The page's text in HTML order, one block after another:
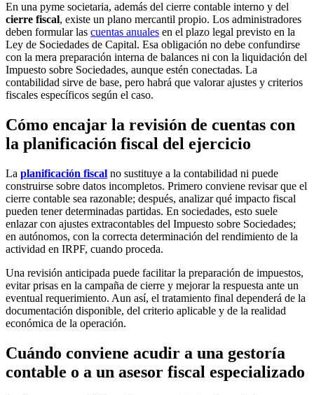
En una pyme societaria, además del cierre contable interno y del
cierre fiscal, existe un plano mercantil propio. Los administradores
deben formular las cuentas anuales en el plazo legal previsto en la
Ley de Sociedades de Capital. Esa obligación no debe confundirse
con la mera preparación interna de balances ni con la liquidación del
Impuesto sobre Sociedades, aunque estén conectadas. La
contabilidad sirve de base, pero habrá que valorar ajustes y criterios
fiscales específicos según el caso.
Cómo encajar la revisión de cuentas con
la planificación fiscal del ejercicio
La planificación fiscal no sustituye a la contabilidad ni puede
construirse sobre datos incompletos. Primero conviene revisar que el
cierre contable sea razonable; después, analizar qué impacto fiscal
pueden tener determinadas partidas. En sociedades, esto suele
enlazar con ajustes extracontables del Impuesto sobre Sociedades;
en autónomos, con la correcta determinación del rendimiento de la
actividad en IRPF, cuando proceda.
Una revisión anticipada puede facilitar la preparación de impuestos,
evitar prisas en la campaña de cierre y mejorar la respuesta ante un
eventual requerimiento. Aun así, el tratamiento final dependerá de la
documentación disponible, del criterio aplicable y de la realidad
económica de la operación.
Cuándo conviene acudir a una gestoría
contable o a un asesor fiscal especializado